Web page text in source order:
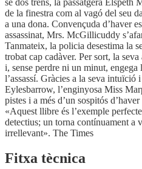
de la finestra com al vagó del seu
a una dona. Convençuda d’haver
assassinat, Mrs. McGillicuddy
Tanmateix, la policia desestima la
trobat cap cadàver. Per sort, la
i, sense perdre ni un minut,
l’assassí. Gràcies a la seva intuïció
Eylesbarrow, l’enginyosa Miss
pistes i a més d’un sospitós
«Aquest llibre és l’exemple
detectius; un torna contínuament a
irrellevant». The Times
Fitxa tècnica